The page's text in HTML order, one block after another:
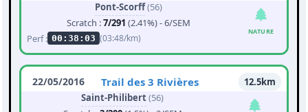
Pont-Scorff(56)
Scratch :7/291 (2.41%) - 6/SEM
Perf : 00:38:03 (03:48/km)
NATURE
22/05/2016 Trail des 3 Rivières
12.5km
Saint-Philibert(56)